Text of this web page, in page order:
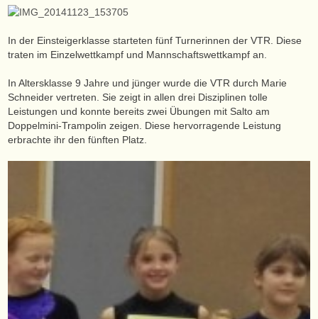
In der Einsteigerklasse starteten fünf Turnerinnen der VTR. Diese
traten im Einzelwettkampf und Mannschaftswettkampf an.
In Altersklasse 9 Jahre und jünger wurde die VTR durch Marie
Schneider vertreten. Sie zeigt in allen drei Disziplinen tolle
Leistungen und konnte bereits zwei Übungen mit Salto am
Doppelmini-Trampolin zeigen. Diese hervorragende Leistung
erbrachte ihr den fünften Platz.